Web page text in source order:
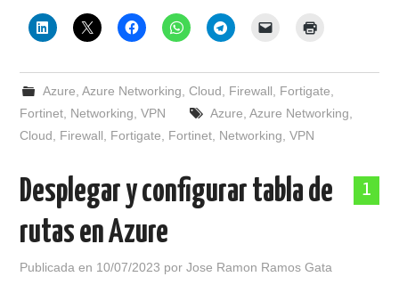
Azure Azure Networking Cloud Firewall Fortigate
Fortinet Networking ,VPN Azure Azure Networking
Cloud
Firewall Fortigate Fortinet Networking ,VPN
1
Desplegar y configurar tabla de
rutas en Azure
Publicada en 10/07/2023 porJose Ramon Ramos Gata